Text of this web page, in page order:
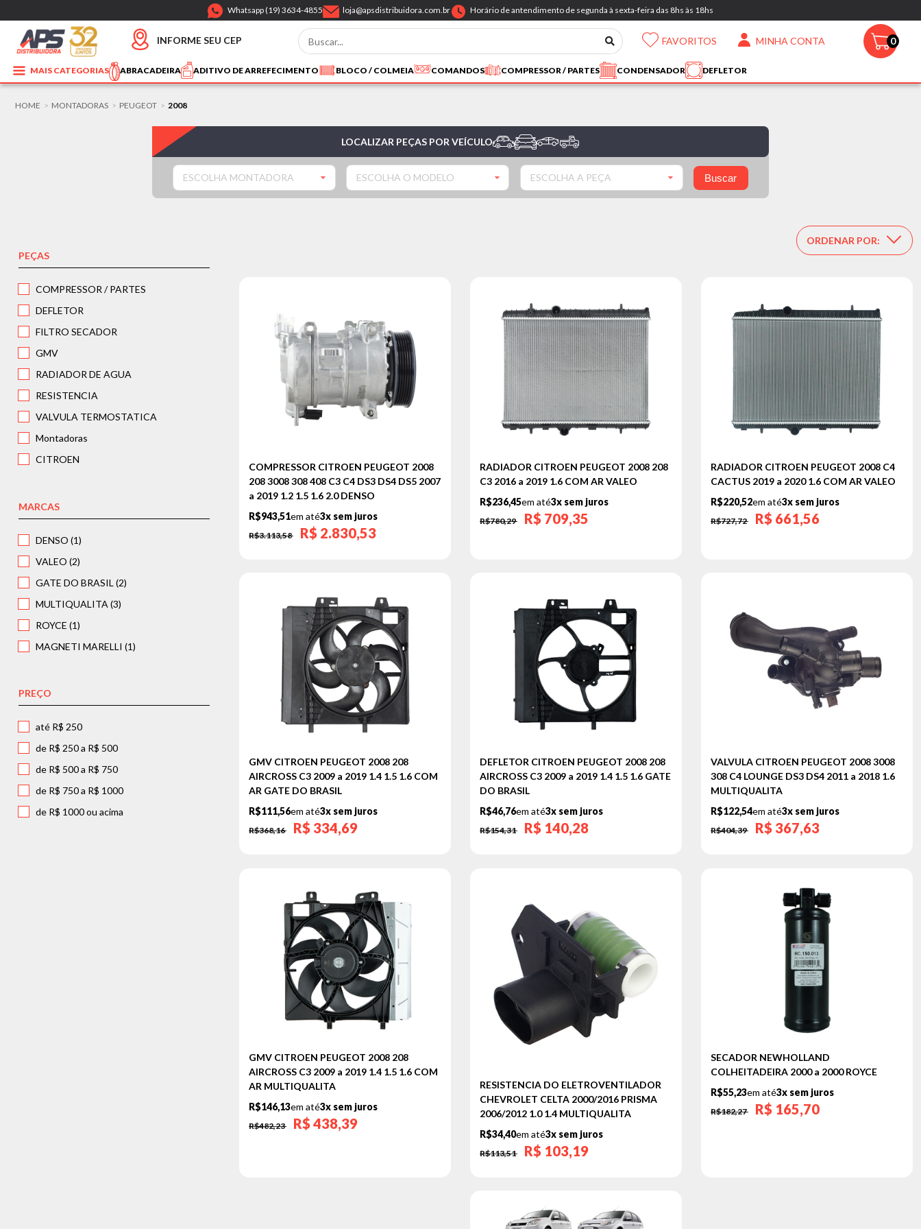
Whatsapp (19) 3634-4855 loja@apsdistribuidora.com.br Horário de antendimento de segunda à sexta-feira das 8hs às 18hs
INFORME SEU CEP FAVORITOS MINHA CONTA 0
MAIS CATEGORIAS ABRACADEIRA ADITIVO DE ARREFECIMENTO BLOCO / COLMEIA COMANDOS COMPRESSOR / PARTES CONDENSADOR DEFLETOR
HOME > MONTADORAS > PEUGEOT > 2008
LOCALIZAR PEÇAS POR VEÍCULO
ESCOLHA MONTADORA ESCOLHA O MODELO ESCOLHA A PEÇA Buscar
PEÇAS
COMPRESSOR / PARTES
DEFLETOR
FILTRO SECADOR
GMV
RADIADOR DE AGUA
RESISTENCIA
VALVULA TERMOSTATICA
Montadoras
CITROEN
C3
C4
DS3
DS4
DS5
PEUGEOT
208
308
2008
MARCAS
DENSO (1)
VALEO (2)
GATE DO BRASIL (2)
MULTIQUALITA (3)
ROYCE (1)
MAGNETI MARELLI (1)
PREÇO
até R$ 250
de R$ 250 a R$ 500
de R$ 500 a R$ 750
de R$ 750 a R$ 1000
de R$ 1000 ou acima
ORDENAR POR:
COMPRESSOR CITROEN PEUGEOT 2008
208 3008 308 408 C3 C4 DS3 DS4 DS5 2007
a 2019 1.2 1.5 1.6 2.0 DENSO
R$943,51em até3x sem juros
R$3.113,58 R$ 2.830,53
RADIADOR CITROEN PEUGEOT 2008 208
C3 2016 a 2019 1.6 COM AR VALEO
R$236,45em até3x sem juros
R$780,29 R$ 709,35
RADIADOR CITROEN PEUGEOT 2008 C4
CACTUS 2019 a 2020 1.6 COM AR VALEO
R$220,52em até3x sem juros
R$727,72 R$ 661,56
GMV CITROEN PEUGEOT 2008 208
AIRCROSS C3 2009 a 2019 1.4 1.5 1.6 COM
AR GATE DO BRASIL
R$111,56em até3x sem juros
R$368,16 R$ 334,69
DEFLETOR CITROEN PEUGEOT 2008 208
AIRCROSS C3 2009 a 2019 1.4 1.5 1.6 GATE
DO BRASIL
R$46,76em até3x sem juros
R$154,31 R$ 140,28
VALVULA CITROEN PEUGEOT 2008 3008
308 C4 LOUNGE DS3 DS4 2011 a 2018 1.6
MULTIQUALITA
R$122,54em até3x sem juros
R$404,39 R$ 367,63
GMV CITROEN PEUGEOT 2008 208
AIRCROSS C3 2009 a 2019 1.4 1.5 1.6 COM
AR MULTIQUALITA
R$146,13em até3x sem juros
R$482,23 R$438,39
RESISTENCIA DO ELETROVENTILADOR
CHEVROLET CELTA 2000/2016 PRISMA
2006/2012 1.0 1.4 MULTIQUALITA
R$34,40em até3x sem juros
R$113,51 R$ 103,19
SECADOR NEWHOLLAND
COLHEITADEIRA 2000 a 2000 ROYCE
R$55,23em até3x sem juros
R$182,27 R$ 165,70